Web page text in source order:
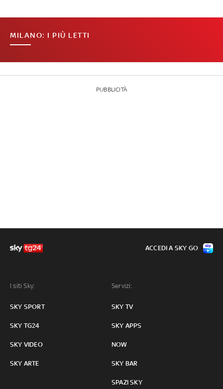
MILANO: I PIÙ LETTI
PUBBLICITÀ
I siti Sky:
SKY SPORT
SKY TG24
SKY VIDEO
SKY ARTE
Servizi:
SKY TV
SKY APPS
NOW
SKY BAR
SPAZI SKY
ACCEDI A SKY GO